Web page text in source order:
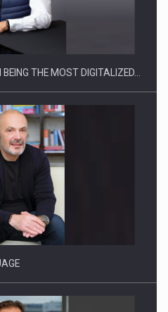
nu se supun noilor
of Protein Demand
BEING THE MOST DIGITALIZED…